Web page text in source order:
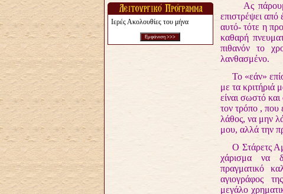
Ιερές Ακολουθίες του μήνα
Ας πάρουμε
επιστρέψει από
αυτό- τότε η
καθαρή
πιθανόν το
λανθασμένο.
Το «εάν»
με τα κριτήριά
είναι σωστό και
τον τρόπο ,
λάθος, να μην
μου, αλλά την
Ο Στάρετς
χάρισμα να
πραγματικό
αγιογράφος
μεγάλο